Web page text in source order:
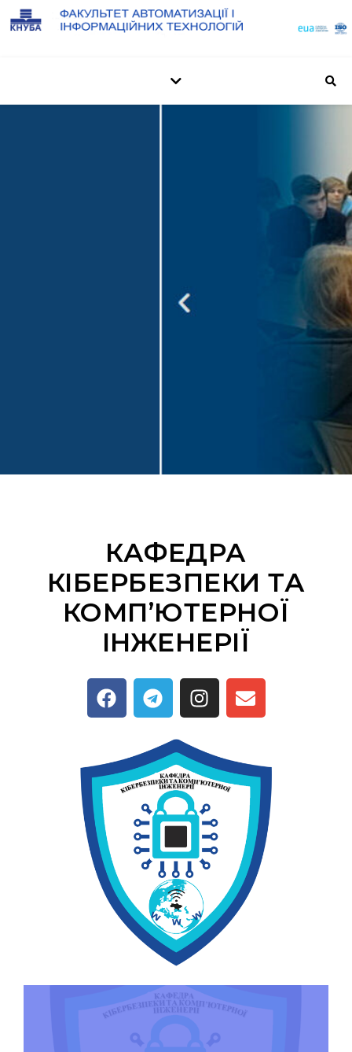
КАФЕДРА
КІБЕРБЕЗПЕКИ ТА
КОМП’ЮТЕРНОЇ
ІНЖЕНЕРІЇ